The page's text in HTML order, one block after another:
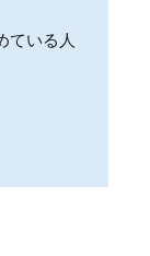
ている人